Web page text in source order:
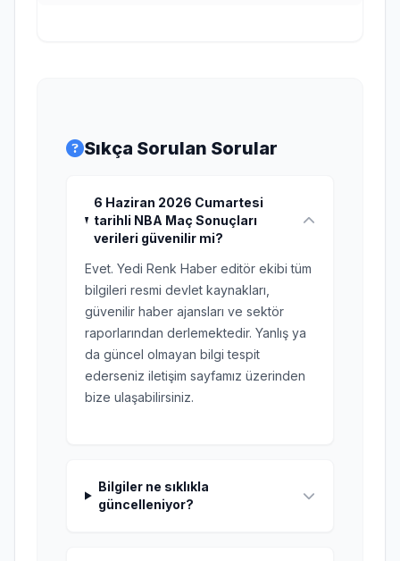
Sıkça Sorulan Sorular
6 Haziran 2026 Cumartesi
tarihli NBA Maç Sonuçları
verileri güvenilir mi?
Evet. Yedi Renk Haber editör ekibi tüm
bilgileri resmi devlet kaynakları,
güvenilir haber ajansları ve sektör
raporlarından derlemektedir. Yanlış ya
da güncel olmayan bilgi tespit
ederseniz iletişim sayfamız üzerinden
bize ulaşabilirsiniz.
Bilgiler ne sıklıkla
güncelleniyor?